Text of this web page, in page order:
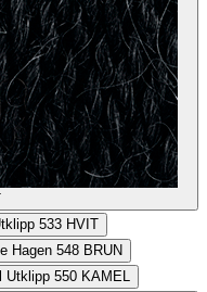
533 HVIT
548 BRUN
550 KAMEL